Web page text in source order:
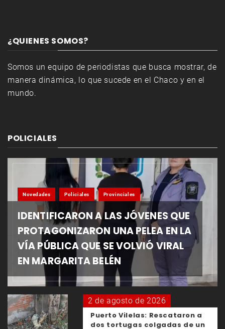
¿QUIENES SOMOS?
Somos un equipo de periodistas que busca mostrar, de
manera dinámica, lo que sucede en el Chaco y en el
mundo.
POLICIALES
Novedades Policiales Provinciales
IDENTIFICARON A LAS JÓVENES QUE
PROTAGONIZARON UNA PELEA EN LA
VÍA PÚBLICA QUE SE VOLVIÓ VIRAL
EN MARGARITA BELÉN
2 de agosto de 2026
Puerto Vilelas: Rescataron a
dos tortugas colgadas de un